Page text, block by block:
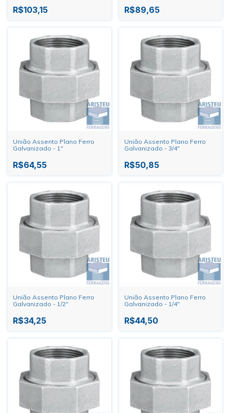
R$103,15 R$89,65
União Assento Plano Ferro
Galvanizado - 1"
R$64,55
União Assento Plano Ferro
Galvanizado - 3/4"
R$50,85
União Assento Plano Ferro
Galvanizado - 1/2"
R$34,25
União Assento Plano Ferro
Galvanizado - 1/4"
R$44,50